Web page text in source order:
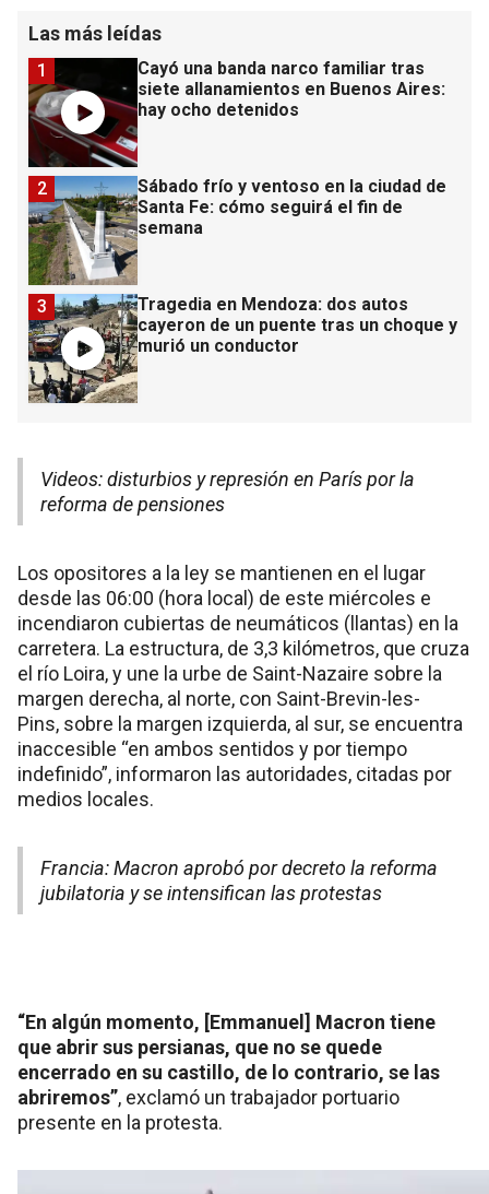
Las más leídas
Cayó una banda narco familiar tras
siete allanamientos en Buenos Aires:
hay ocho detenidos
1
Sábado frío y ventoso en la ciudad de
Santa Fe: cómo seguirá el fin de
semana
2
Tragedia en Mendoza: dos autos
cayeron de un puente tras un choque y
murió un conductor
3
Videos: disturbios y represión en París por la
reforma de pensiones
Los opositores a la ley se mantienen en el lugar
desde las 06:00 (hora local) de este miércoles e
incendiaron cubiertas de neumáticos (llantas) en la
carretera. La estructura, de 3,3 kilómetros, que cruza
el río Loira, y une la urbe de Saint-Nazaire sobre la
margen derecha, al norte, con Saint-Brevin-les-
Pins, sobre la margen izquierda, al sur, se encuentra
inaccesible “en ambos sentidos y por tiempo
indefinido”, informaron las autoridades, citadas por
medios locales.
Francia: Macron aprobó por decreto la reforma
jubilatoria y se intensifican las protestas
“En algún momento, [Emmanuel] Macron tiene
que abrir sus persianas, que no se quede
encerrado en su castillo, de lo contrario, se las
abriremos”, exclamó un trabajador portuario
presente en la protesta.